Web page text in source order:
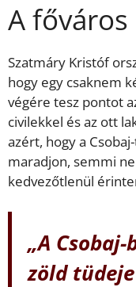
A
Szatmáry Kristóf
hogy egy csaknem
végére tesz pontot
civilekkel és az ott
azért, hogy a
maradjon, semmi
kedvezőtlenül
„A
zöld